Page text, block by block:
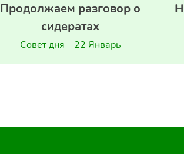
Продолжаем разговор о
сидератах
Совет дня 22 Январь